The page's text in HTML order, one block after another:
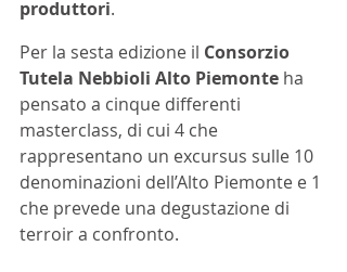
produttori.
Per la sesta edizione il Consorzio
Tutela Nebbioli Alto Piemonte ha
pensato a cinque differenti
masterclass, di cui 4 che
rappresentano un excursus sulle 10
denominazioni dell’Alto Piemonte e 1
che prevede una degustazione di
terroir a confronto.